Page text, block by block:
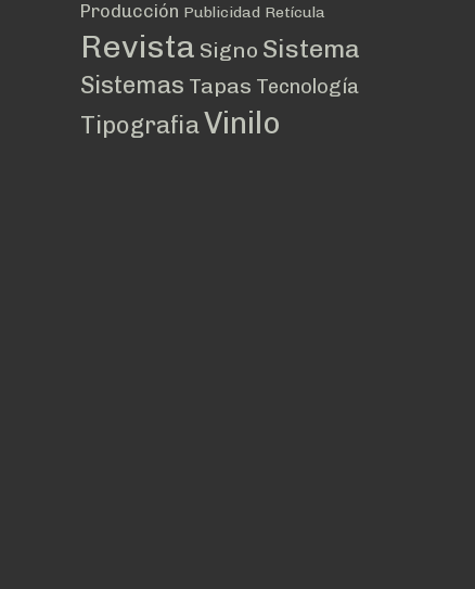
Producción Publicidad Retícula
Revista Signo Sistema
Sistemas Tapas Tecnología
TipografiaVinilo